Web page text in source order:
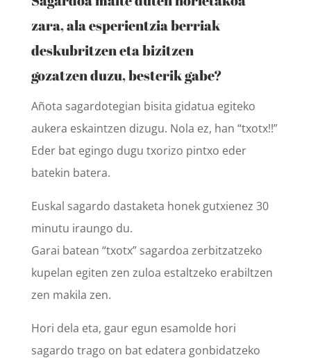
zara, ala esperientzia berriak
deskubritzen eta bizitzen
gozatzen duzu, besterik gabe?
Añota sagardotegian bisita gidatua egiteko
aukera eskaintzen dizugu. Nola ez, han “txotx!!”
Eder bat egingo dugu txorizo pintxo eder
batekin batera.
Euskal sagardo dastaketa honek gutxienez 30
minutu iraungo du.
Garai batean “txotx” sagardoa zerbitzatzeko
kupelan egiten zen zuloa estaltzeko erabiltzen
zen makila zen.
Hori dela eta, gaur egun esamolde hori
sagardo trago on bat edatera gonbidatzeko